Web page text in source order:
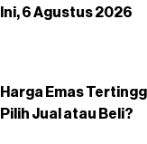
Ini, 6 Agustus 2026
Harga Emas
Pilih Jual atau Beli?